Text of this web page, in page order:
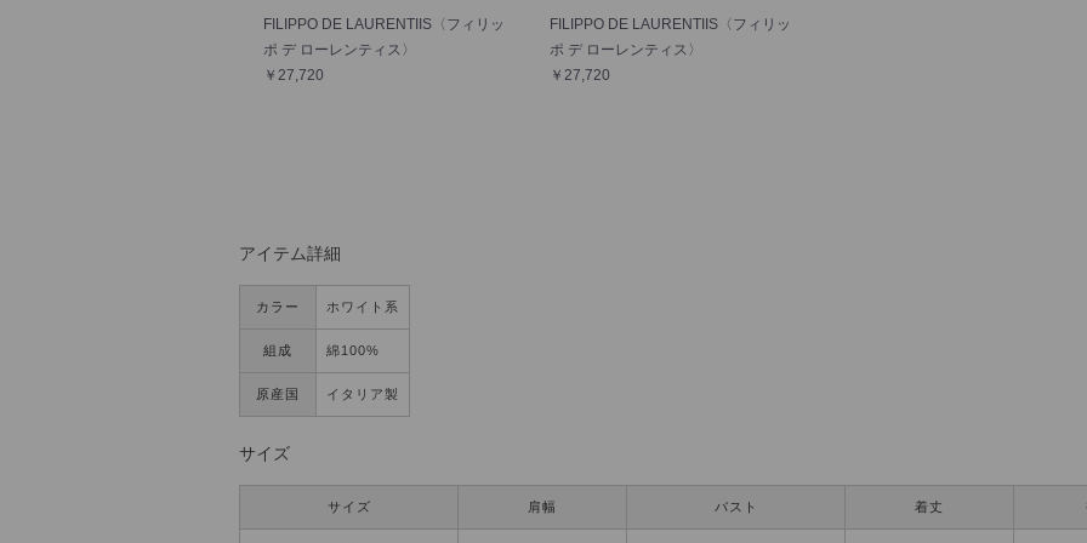
FILIPPO DE LAURENTIIS〈フィリッ
ポ デ ローレンティス〉
￥27,720
FILIPPO DE LAURENTIIS〈フィリッ
ポ デ ローレンティス〉
￥27,720
アイテム詳細
カラー ホワイト系
組成 綿100%
原産国 イタリア製
サイズ
サイズ 肩幅 バスト 着丈